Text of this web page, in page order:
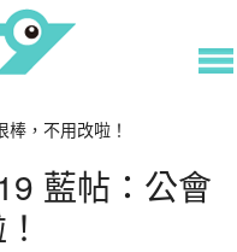
，不用改啦！
藍帖：公會